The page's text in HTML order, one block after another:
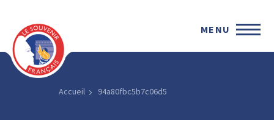
MENU
Accueil 94a80fbc5b7c06d5